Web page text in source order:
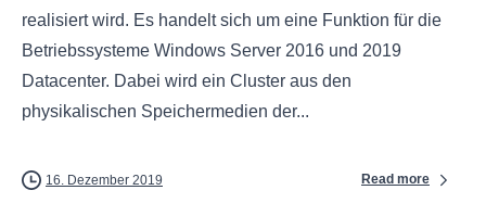
realisiert wird. Es handelt sich um eine Funktion für die
Betriebssysteme Windows Server 2016 und 2019
Datacenter. Dabei wird ein Cluster aus den
physikalischen Speichermedien der...
16. Dezember 2019 Read more